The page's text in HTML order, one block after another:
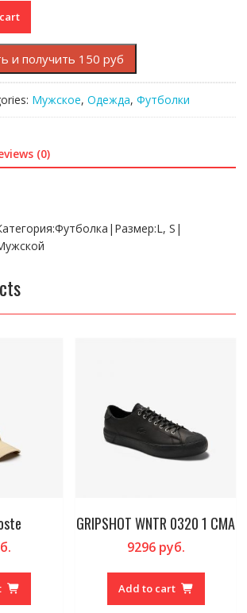
и получить 150 руб
Мужское, Одежда, Футболки
(0)
S|
GRIPSHOT WNTR 0320 1 CMA
9296руб.
Add to cart